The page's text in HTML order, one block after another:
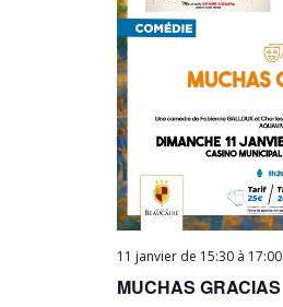
11 janvier de 15:30 à 17:00
MUCHAS GRACIAS